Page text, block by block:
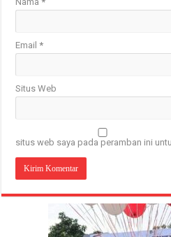
Email*
Situs Web
situs web saya pada peramban ini